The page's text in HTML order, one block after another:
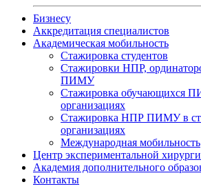
Бизнесу
Аккредитация специалистов
Академическая мобильность
Стажировка студентов
Стажировки НПР,
ПИМУ
Стажировка обучающихся
организациях
Стажировка НПР ПИМУ в
организациях
Международная мобильность
Центр экспериментальной
Академия дополнительного
Контакты